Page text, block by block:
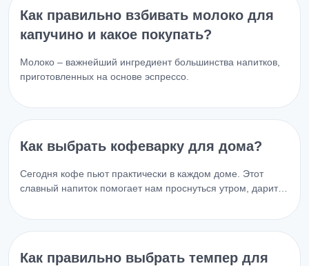
Как правильно взбивать молоко для
капучино и какое покупать?
Молоко – важнейший ингредиент большинства напитков,
приготовленных на основе эспрессо.
Как выбрать кофеварку для дома?
Сегодня кофе пьют практически в каждом доме. Этот
славный напиток помогает нам проснуться утром, дарит…
Как правильно выбрать темпер для